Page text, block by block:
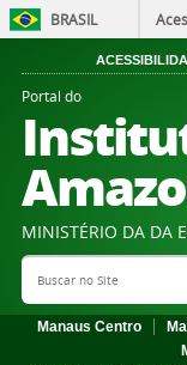
BRASIL
Portal do
MINISTÉRIO DA DA
Search Site
Manaus Centro